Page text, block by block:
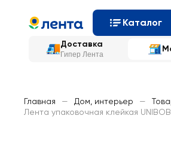
Каталог
Доставка
Гипер Лента
Главная — Дом, интерьер —
Лента упаковочная клейкая